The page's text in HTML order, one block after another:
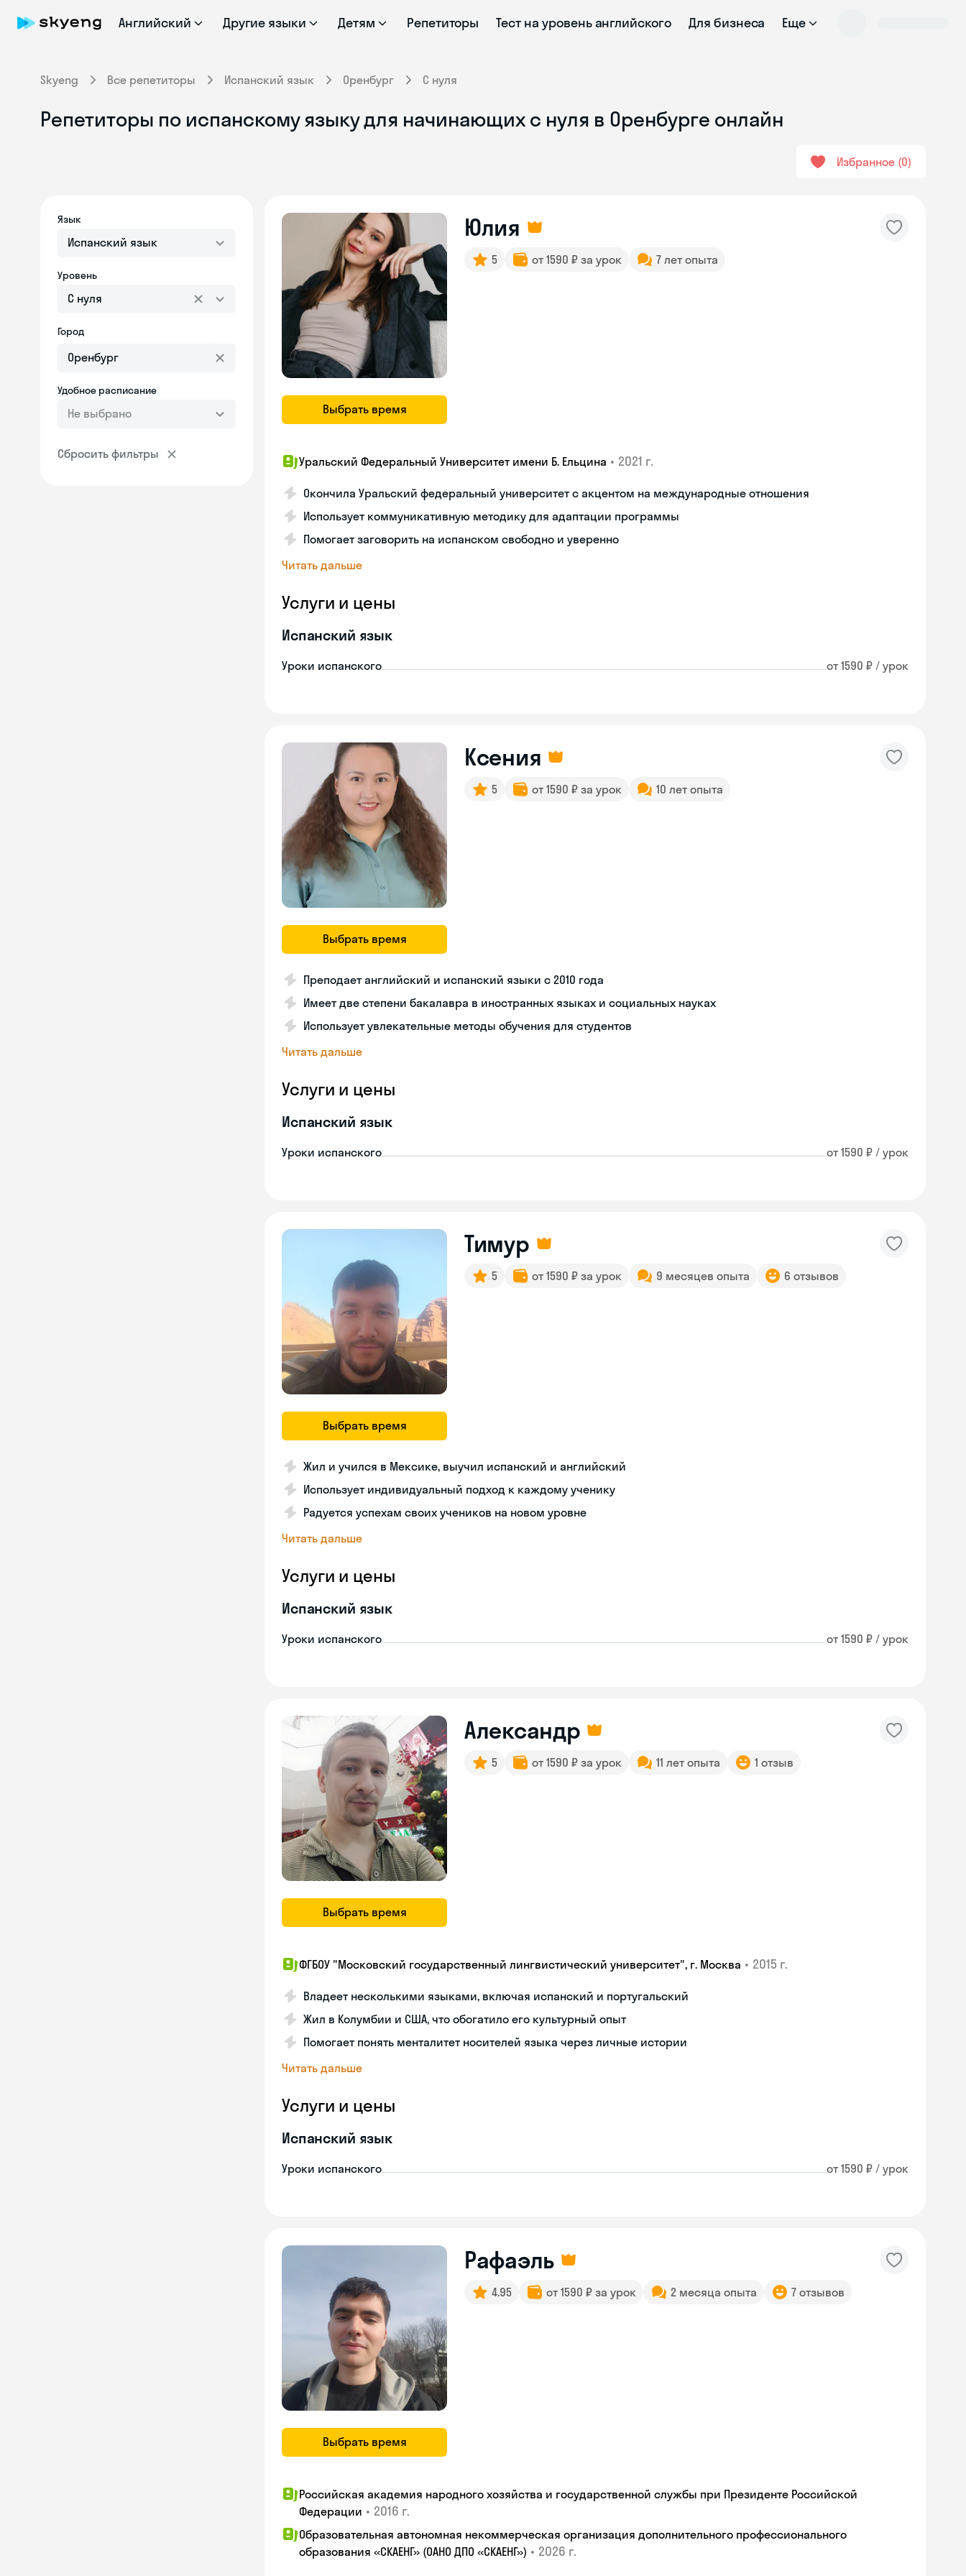
Английский Другие языки Детям Репетиторы Тест на уровень английского Для бизнеса Еще
Skyeng Все репетиторы Испанский язык Оренбург С нуля
Репетиторы по испанскому языку для начинающих с нуля в Оренбурге онлайн
Избранное 0
Язык
Испанский язык
Уровень
С нуля
Город
Удобное расписание
Не выбрано
Сбросить фильтры
Выбрать время
Юлия
5 от 1590 ₽ за урок 7 лет опыта
Уральский Федеральный Университет имени Б. Ельцина • 2021 г.
Окончила Уральский федеральный университет с акцентом на международные отношения
Использует коммуникативную методику для адаптации программы
Помогает заговорить на испанском свободно и уверенно
Читать дальше
Услуги и цены
Испанский язык
Уроки испанского от 1590 ₽ / урок
Выбрать время
Ксения
5 от 1590 ₽ за урок 10 лет опыта
Преподает английский и испанский языки с 2010 года
Имеет две степени бакалавра в иностранных языках и социальных науках
Использует увлекательные методы обучения для студентов
Читать дальше
Услуги и цены
Испанский язык
Уроки испанского от 1590 ₽ / урок
Выбрать время
Тимур
5 от 1590 ₽ за урок 9 месяцев опыта 6 отзывов
Жил и учился в Мексике, выучил испанский и английский
Использует индивидуальный подход к каждому ученику
Радуется успехам своих учеников на новом уровне
Читать дальше
Услуги и цены
Испанский язык
Уроки испанского от 1590 ₽ / урок
Выбрать время
Александр
5 от 1590 ₽ за урок 11 лет опыта 1 отзыв
ФГБОУ "Московский государственный лингвистический университет", г. Москва • 2015 г.
Владеет несколькими языками, включая испанский и португальский
Жил в Колумбии и США, что обогатило его культурный опыт
Помогает понять менталитет носителей языка через личные истории
Читать дальше
Услуги и цены
Испанский язык
Уроки испанского от 1590 ₽ / урок
Выбрать время
Рафаэль
4.95 от 1590 ₽ за урок 2 месяца опыта 7 отзывов
Российская академия народного хозяйства и государственной службы при Президенте Российской
Федерации • 2016 г.
Образовательная автономная некоммерческая организация дополнительного профессионального
образования «СКАЕНГ» (ОАНО ДПО «СКАЕНГ») • 2026 г.